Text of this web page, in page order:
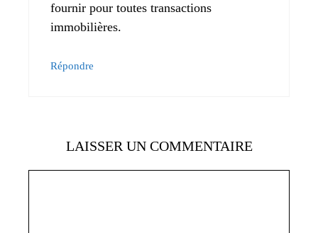
fournir pour toutes transactions
immobilières.
Répondre
LAISSER UN COMMENTAIRE